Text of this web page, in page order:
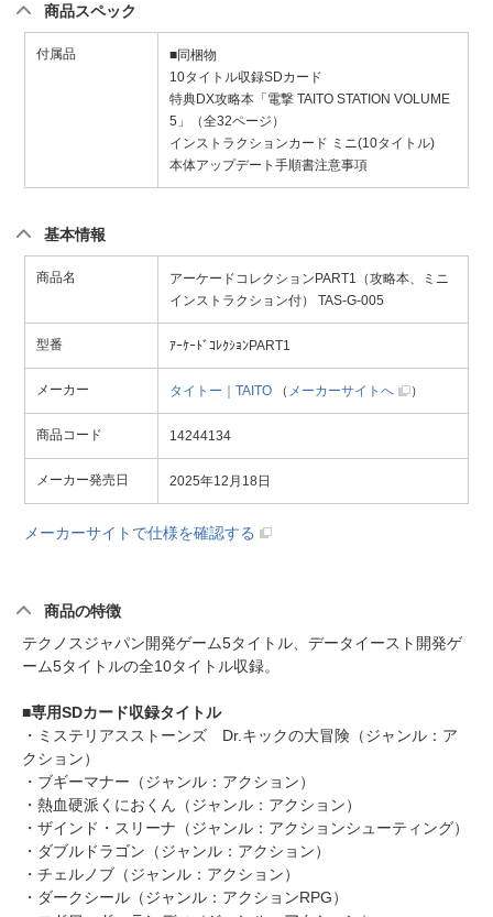
商品スペック
付属品
■同梱物
10タイトル収録SDカード
特典DX攻略本「電撃 TAITO STATION VOLUME
5」（全32ページ）
インストラクションカード ミニ(10タイトル)
本体アップデート手順書注意事項
基本情報
商品名
アーケードコレクションPART1（攻略本、ミニ
インストラクション付） TAS-G-005
型番 ｱｰｹｰﾄﾞｺﾚｸｼｮﾝPART1
メーカー タイトー｜TAITO （ メーカーサイトへ ）
商品コード 14244134
メーカー発売日 2025年12月18日
メーカーサイトで仕様を確認する
商品の特徴
テクノスジャパン開発ゲーム5タイトル、データイースト開発ゲ
ーム5タイトルの全10タイトル収録。
■専用SDカード収録タイトル
・ミステリアスストーンズ Dr.キックの大冒険（ジャンル：ア
クション）
・ブギーマナー（ジャンル：アクション）
・熱血硬派くにおくん（ジャンル：アクション）
・ザインド・スリーナ（ジャンル：アクションシューティング）
・ダブルドラゴン（ジャンル：アクション）
・チェルノブ（ジャンル：アクション）
・ダークシール（ジャンル：アクションRPG）